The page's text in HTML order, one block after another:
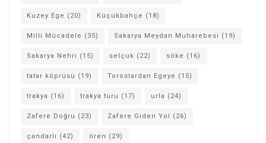
Kuzey Ege (20) Küçükbahçe (18)
Milli Mücadele (35) Sakarya Meydan Muharebesi (19)
Sakarya Nehri (15) selçuk (22) söke (16)
tatar köprüsü (19) Toroslardan Egeye (15)
trakya (16) trakya turu (17) urla (24)
Zafere Doğru (23) Zafere Giden Yol (26)
çandarlı (42) ören (29)